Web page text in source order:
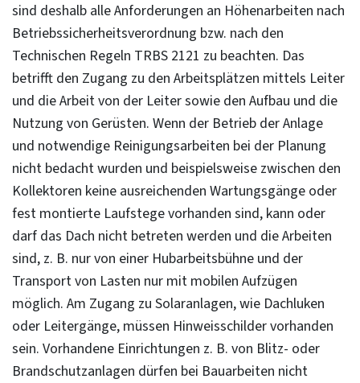
sind deshalb alle Anforderungen an Höhenarbeiten nach
Betriebssicherheitsverordnung bzw. nach den
Technischen Regeln TRBS 2121 zu beachten. Das
betrifft den Zugang zu den Arbeitsplätzen mittels Leiter
und die Arbeit von der Leiter sowie den Aufbau und die
Nutzung von Gerüsten. Wenn der Betrieb der Anlage
und notwendige Reinigungsarbeiten bei der Planung
nicht bedacht wurden und beispielsweise zwischen den
Kollektoren keine ausreichenden Wartungsgänge oder
fest montierte Laufstege vorhanden sind, kann oder
darf das Dach nicht betreten werden und die Arbeiten
sind, z. B. nur von einer Hubarbeitsbühne und der
Transport von Lasten nur mit mobilen Aufzügen
möglich. Am Zugang zu Solaranlagen, wie Dachluken
oder Leitergänge, müssen Hinweisschilder vorhanden
sein. Vorhandene Einrichtungen z. B. von Blitz- oder
Brandschutzanlagen dürfen bei Bauarbeiten nicht